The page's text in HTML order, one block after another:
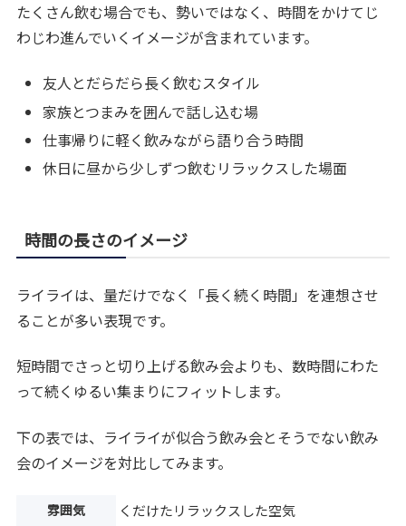
たくさん飲む場合でも、勢いではなく、時間をかけてじ
わじわ進んでいくイメージが含まれています。
友人とだらだら長く飲むスタイル
家族とつまみを囲んで話し込む場
仕事帰りに軽く飲みながら語り合う時間
休日に昼から少しずつ飲むリラックスした場面
時間の長さのイメージ
ライライは、量だけでなく「長く続く時間」を連想させ
ることが多い表現です。
短時間でさっと切り上げる飲み会よりも、数時間にわた
って続くゆるい集まりにフィットします。
下の表では、ライライが似合う飲み会とそうでない飲み
会のイメージを対比してみます。
雰囲気 くだけたリラックスした空気